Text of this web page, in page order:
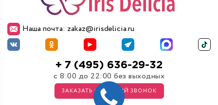
Наша почта: zakaz@irisdelicia.ru
+ 7 (495) 636-29-32
с 8:00 до 22:00 без выходных
ЗАКАЗАТЬ ОБРАТНЫЙ ЗВОНОК